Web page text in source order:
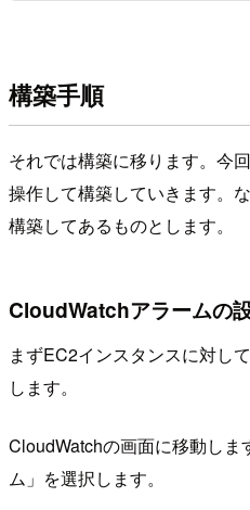
構築手順
それでは構築に移ります。今
操作して構築していきます。
構築してあるものとします。
CloudWatchアラームの
まずEC2インスタンスに対し
します。
CloudWatchの画面に移動しま
ム」を選択します。